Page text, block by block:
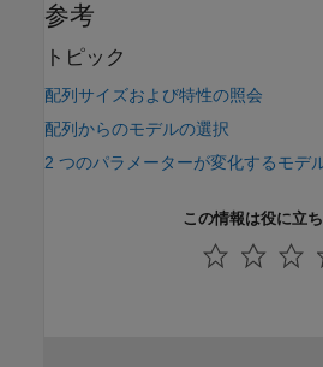
参考
トピック
配列サイズおよび特性の照会
配列からのモデルの選択
2 つのパラメーターが変化するモデ
この情報は役に立